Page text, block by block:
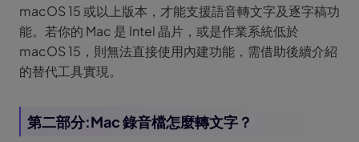
macOS 15 或以上版本，才能支援語音轉文字及逐字稿功
能。若你的 Mac 是 Intel 晶片，或是作業系統低於
macOS 15，則無法直接使用內建功能，需借助後續介紹
的替代工具實現。
第二部分:Mac 錄音檔怎麼轉文字？